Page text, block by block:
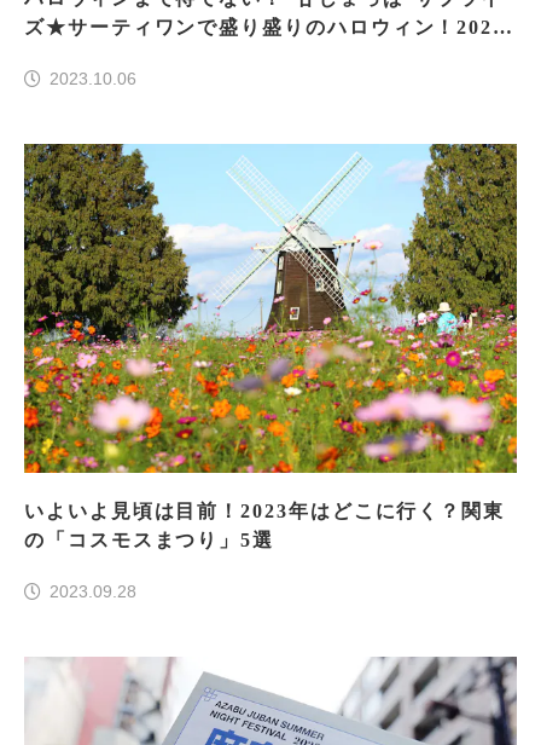
ズ★サーティワンで盛り盛りのハロウィン！2023
2023.10.06
いよいよ見頃は目前！2023年はどこに行く？関東
の「コスモスまつり」5選
2023.09.28